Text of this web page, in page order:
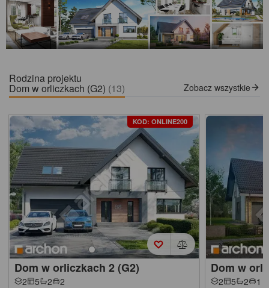
Rodzina projektu
Dom w orliczkach (G2) (13) Zobacz wszystkie
KOD: ONLINE200
Dom w orliczkach 2 (G2)
2 5 2 2
Dom w
2 5 2 1